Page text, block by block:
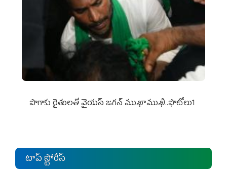
పొగాకు రైతుల‌తో వైయ‌స్ జ‌గ‌న్ ముఖాముఖి..ఫొటోలు1
టాప్ స్టోరీస్